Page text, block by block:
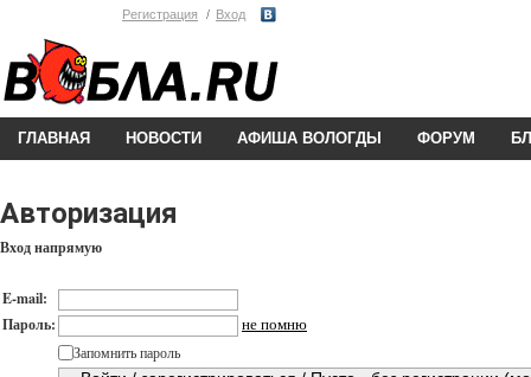
Регистрация Вход
ГЛАВНАЯ НОВОСТИ АФИША ВОЛОГДЫ ФОРУМ
Авторизация
Вход напрямую
E-mail:
Пароль:
не помню
Запомнить пароль